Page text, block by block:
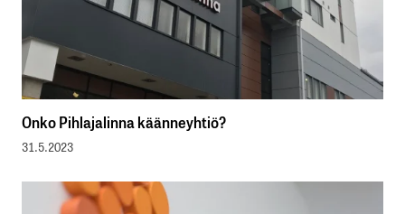
Onko Pihlajalinna käänneyhtiö?
31.5.2023